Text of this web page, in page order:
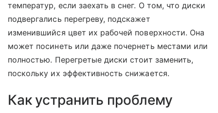
температур, если заехать в снег. О том, что диски
подвергались перегреву, подскажет
изменившийся цвет их рабочей поверхности. Она
может посинеть или даже почернеть местами или
полностью. Перегретые диски стоит заменить,
поскольку их эффективность снижается.
Как устранить проблему